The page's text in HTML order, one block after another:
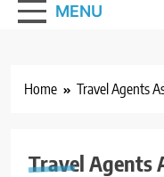
MENU
Home Travel Agents
Travel Agents